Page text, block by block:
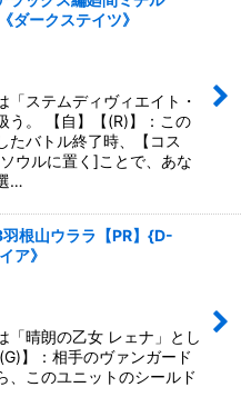
ダークステイツ》
「ステムディヴィエイト・
う。 【自】【(R)】：この
たバトル終了時、【コス
ウルに置く]ことで、あな
…
根山ウララ【PR】{D-
ア》
「晴朗の乙女 レェナ」とし
】：相手のヴァンガード
、このユニットのシールド